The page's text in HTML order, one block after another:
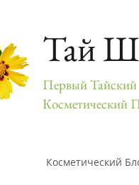
Тай
Первый Тайский
Косметический
Косметический